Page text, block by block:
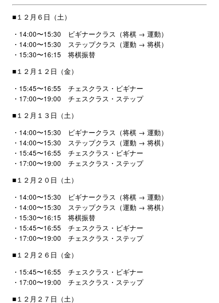
■１２月６日（土）
・14:00〜15:30 ビギナークラス（将棋 → 運動）
・14:00〜15:30 ステップクラス（運動 → 将棋）
・15:30〜16:15 将棋振替
■１２月１２日（金）
・15:45〜16:55 チェスクラス・ビギナー
・17:00〜19:00 チェスクラス・ステップ
■１２月１３日（土）
・14:00〜15:30 ビギナークラス（将棋 → 運動）
・14:00〜15:30 ステップクラス（運動 → 将棋）
・15:45〜16:55 チェスクラス・ビギナー
・17:00〜19:00 チェスクラス・ステップ
■１２月２０日（土）
・14:00〜15:30 ビギナークラス（将棋 → 運動）
・14:00〜15:30 ステップクラス（運動 → 将棋）
・15:30〜16:15 将棋振替
・15:45〜16:55 チェスクラス・ビギナー
・17:00〜19:00 チェスクラス・ステップ
■１２月２６日（金）
・15:45〜16:55 チェスクラス・ビギナー
・17:00〜19:00 チェスクラス・ステップ
■１２月２７日（土）